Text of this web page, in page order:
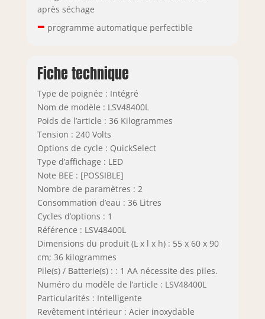
après séchage
– programme automatique perfectible
Fiche technique
Type de poignée : Intégré
Nom de modèle : LSV48400L
Poids de l’article : 36 Kilogrammes
Tension : 240 Volts
Options de cycle : QuickSelect
Type d’affichage : LED
Note BEE : [POSSIBLE]
Nombre de paramètres : 2
Consommation d’eau : 36 Litres
Cycles d’options : 1
Référence : LSV48400L
Dimensions du produit (L x l x h) : 55 x 60 x 90
cm; 36 kilogrammes
Pile(s) / Batterie(s) : : 1 AA nécessite des piles.
Numéro du modèle de l’article : LSV48400L
Particularités : Intelligente
Revêtement intérieur : Acier inoxydable